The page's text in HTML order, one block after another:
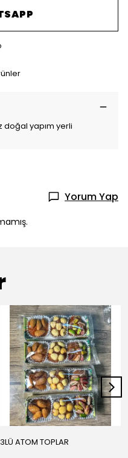
doğal yapım yerli
Yorum Yap
3LÜ ATOM TOPLAR